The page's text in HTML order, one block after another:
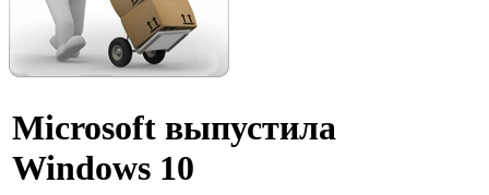
Microsoft выпустила
Windows 10